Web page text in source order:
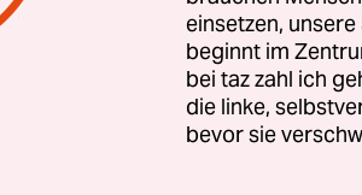
wäre. Lambrecht als
Regierung gehört zu den
einsetzen,
beginnt im
bei taz zahl ich
die linke,
bevor sie